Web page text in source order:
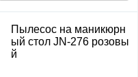
Пылесос на маникюрн
ый стол JN-276 розовы
й